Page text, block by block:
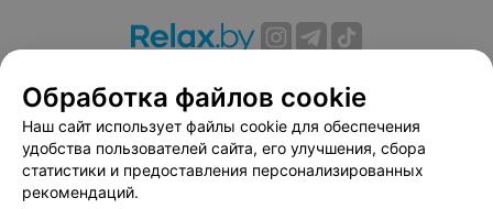
Вакансии
Публичный договор
Способы оплаты
Публичный договор по использованию сервиса
«Афиша»
Пользовательское соглашение
Обработка файлов cookie
Наш сайт использует файлы cookie для обеспечения
удобства пользователей сайта, его улучшения, сбора
статистики и предоставления персонализированных
рекомендаций.